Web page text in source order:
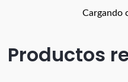
Cargando
Productos